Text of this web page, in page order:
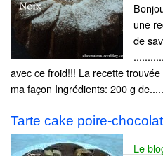
une
de
avec ce froid!!! La recette
ma façon Ingrédients: 200 g
Tarte cake poire-chocolat
Le